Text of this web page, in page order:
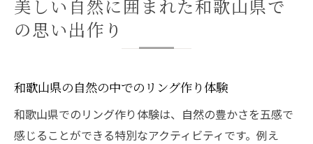
美しい自然に囲まれた和歌山県で
の思い出作り
和歌山県の自然の中でのリング作り体験
和歌山県でのリング作り体験は、自然の豊かさを五感で
感じることができる特別なアクティビティです。例え